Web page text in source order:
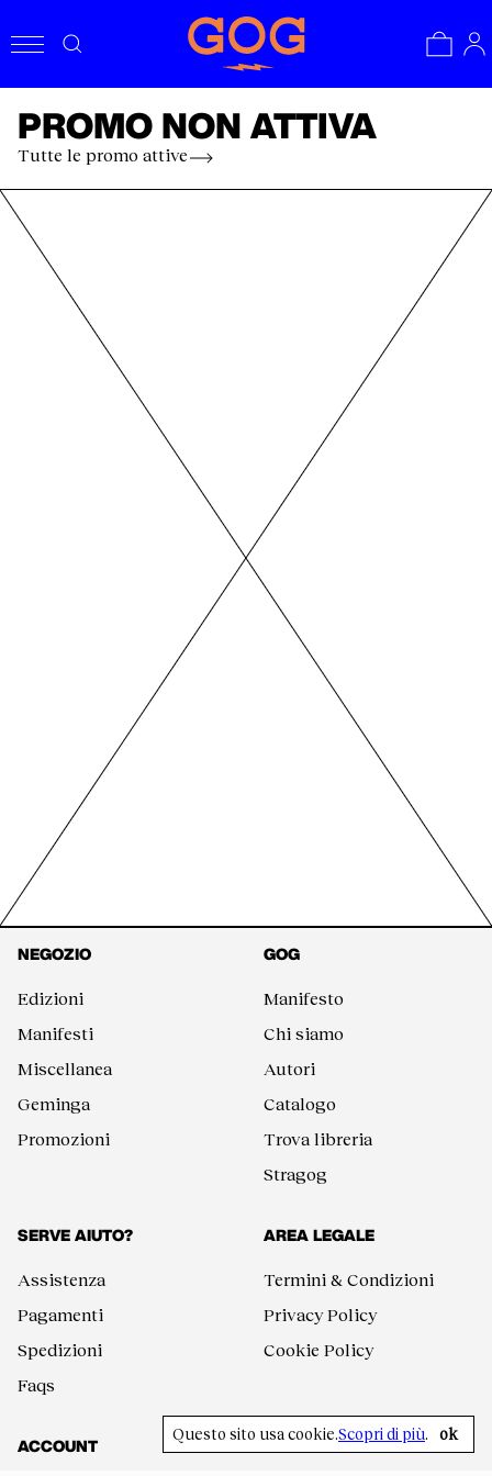
PROMO NON ATTIVA
Tutte le promo attive
NEGOZIO
Edizioni
Manifesti
Miscellanea
Geminga
Promozioni
GOG
Manifesto
Chi siamo
Autori
Catalogo
Trova libreria
Stragog
SERVE AIUTO?
Assistenza
Pagamenti
Spedizioni
Faqs
AREA LEGALE
Termini & Condizioni
Privacy Policy
Cookie Policy
ACCOUNT SEGUICI
Questo sito usa cookie.Scopri di più. ok